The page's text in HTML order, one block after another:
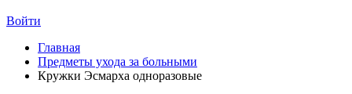
Войти
Главная
Предметы ухода за больными
Кружки Эсмарха одноразовые